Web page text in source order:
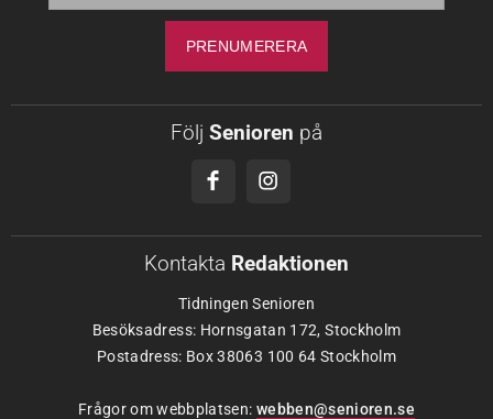
Följ Senioren på
Kontakta Redaktionen
Tidningen Senioren
Besöksadress: Hornsgatan 172, Stockholm
Postadress: Box 38063 100 64 Stockholm
Frågor om webbplatsen: webben@senioren.se